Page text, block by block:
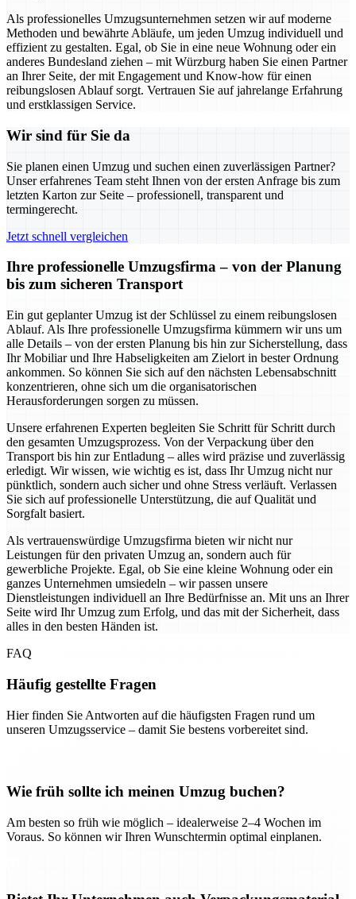
Als professionelles Umzugsunternehmen setzen wir auf moderne
Methoden und bewährte Abläufe, um jeden Umzug individuell und
effizient zu gestalten. Egal, ob Sie in eine neue Wohnung oder ein
anderes Bundesland ziehen – mit Würzburg haben Sie einen Partner
an Ihrer Seite, der mit Engagement und Know-how für einen
reibungslosen Ablauf sorgt. Vertrauen Sie auf jahrelange Erfahrung
und erstklassigen Service.
Wir sind für Sie da
Sie planen einen Umzug und suchen einen zuverlässigen Partner?
Unser erfahrenes Team steht Ihnen von der ersten Anfrage bis zum
letzten Karton zur Seite – professionell, transparent und
termingerecht.
Jetzt schnell vergleichen
Ihre professionelle Umzugsfirma – von der Planung
bis zum sicheren Transport
Ein gut geplanter Umzug ist der Schlüssel zu einem reibungslosen
Ablauf. Als Ihre professionelle Umzugsfirma kümmern wir uns um
alle Details – von der ersten Planung bis hin zur Sicherstellung, dass
Ihr Mobiliar und Ihre Habseligkeiten am Zielort in bester Ordnung
ankommen. So können Sie sich auf den nächsten Lebensabschnitt
konzentrieren, ohne sich um die organisatorischen
Herausforderungen sorgen zu müssen.
Unsere erfahrenen Experten begleiten Sie Schritt für Schritt durch
den gesamten Umzugsprozess. Von der Verpackung über den
Transport bis hin zur Entladung – alles wird präzise und zuverlässig
erledigt. Wir wissen, wie wichtig es ist, dass Ihr Umzug nicht nur
pünktlich, sondern auch sicher und ohne Stress verläuft. Verlassen
Sie sich auf professionelle Unterstützung, die auf Qualität und
Sorgfalt basiert.
Als vertrauenswürdige Umzugsfirma bieten wir nicht nur
Leistungen für den privaten Umzug an, sondern auch für
gewerbliche Projekte. Egal, ob Sie eine kleine Wohnung oder ein
ganzes Unternehmen umsiedeln – wir passen unsere
Dienstleistungen individuell an Ihre Bedürfnisse an. Mit uns an Ihrer
Seite wird Ihr Umzug zum Erfolg, und das mit der Sicherheit, dass
alles in den besten Händen ist.
FAQ
Häufig gestellte Fragen
Hier finden Sie Antworten auf die häufigsten Fragen rund um
unseren Umzugsservice – damit Sie bestens vorbereitet sind.
Wie früh sollte ich meinen Umzug buchen?
Am besten so früh wie möglich – idealerweise 2–4 Wochen im
Voraus. So können wir Ihren Wunschtermin optimal einplanen.